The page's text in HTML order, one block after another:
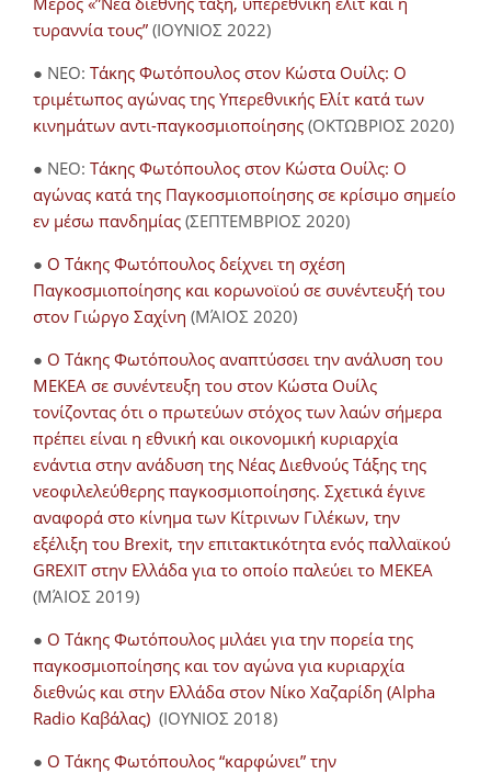
τυραννία τους” (ΙΟΥΝΙΟΣ 2022)
● NEO: Τάκης Φωτόπουλος στον Κώστα Ουίλς: Ο
τριμέτωπος αγώνας της Υπερεθνικής Ελίτ κατά των
κινημάτων αντι-παγκοσμιοποίησης (ΟΚΤΩΒΡΙΟΣ 2020)
● NEO: Τάκης Φωτόπουλος στον Κώστα Ουίλς: Ο
αγώνας κατά της Παγκοσμιοποίησης σε κρίσιμο σημείο
εν μέσω πανδημίας (ΣΕΠΤΕΜΒΡΙΟΣ 2020)
● Ο Τάκης Φωτόπουλος δείχνει τη σχέση
Παγκοσμιοποίησης και κορωνοϊού σε συνέντευξή του
στον Γιώργο Σαχίνη (ΜΆΙΟΣ 2020)
● O Τάκης Φωτόπουλος αναπτύσσει την ανάλυση του
ΜΕΚΕΑ σε συνέντευξη του στον Κώστα Ουίλς
τονίζοντας ότι ο πρωτεύων στόχος των λαών σήμερα
πρέπει είναι η εθνική και οικονομική κυριαρχία
ενάντια στην ανάδυση της Νέας Διεθνούς Τάξης της
νεοφιλελεύθερης παγκοσμιοποίησης. Σχετικά έγινε
αναφορά στο κίνημα των Κίτρινων Γιλέκων, την
εξέλιξη του Brexit, την επιτακτικότητα ενός παλλαϊκού
GREXIT στην Ελλάδα για το οποίο παλεύει το ΜΕΚΕΑ
(ΜΆΙΟΣ 2019)
● Ο Τάκης Φωτόπουλος μιλάει για την πορεία της
παγκοσμιοποίησης και τον αγώνα για κυριαρχία
διεθνώς και στην Ελλάδα στον Νίκο Χαζαρίδη (Alpha
Radio Καβάλας) (ΙΟΥΝΙΟΣ 2018)
● Ο Τάκης Φωτόπουλος “καρφώνει” την